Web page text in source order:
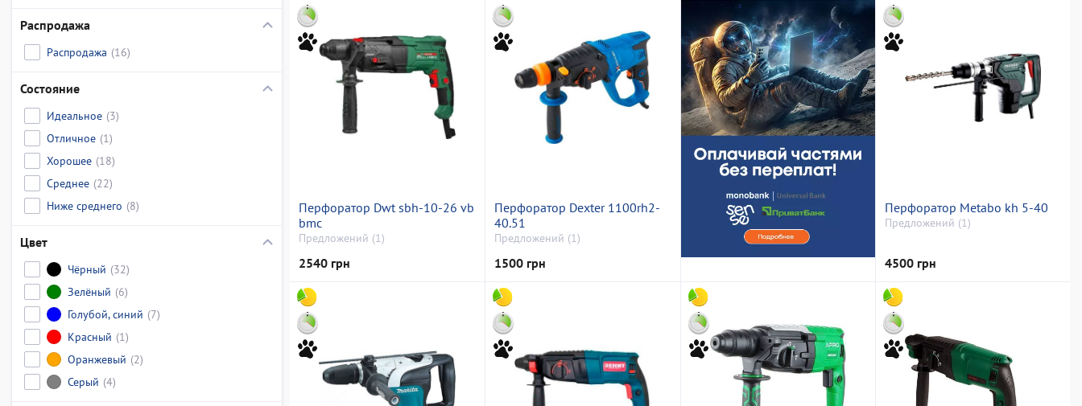
Распродажа
Распродажа (16)
Состояние
Идеальное (3)
Отличное (1)
Хорошее (18)
Среднее (22)
Ниже среднего (8)
Цвет
Чёрный (32)
Зелёный (6)
Голубой, синий (7)
Красный (1)
Оранжевый (2)
Серый (4)
Перфоратор Dwt sbh-10-26 vb
bmc
Предложений (1)
2540 грн
Перфоратор Dexter 1100rh2-
40.51
Предложений (1)
1500 грн
Перфоратор Metabo kh 5-40
Предложений (1)
4500 грн